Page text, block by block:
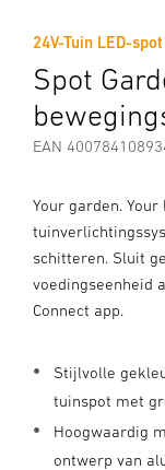
24V-Tuin LED-spot
Spot
EAN
Your garden.
schitteren. Sluit
voedingseenheid
Connect app.
Stijlvolle
tuinspot met
Hoogwaardig
ontwerp van